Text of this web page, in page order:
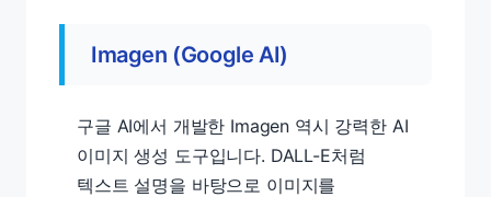
Imagen (Google AI)
구글 AI에서 개발한 Imagen 역시 강력한 AI
이미지 생성 도구입니다. DALL-E처럼
텍스트 설명을 바탕으로 이미지를